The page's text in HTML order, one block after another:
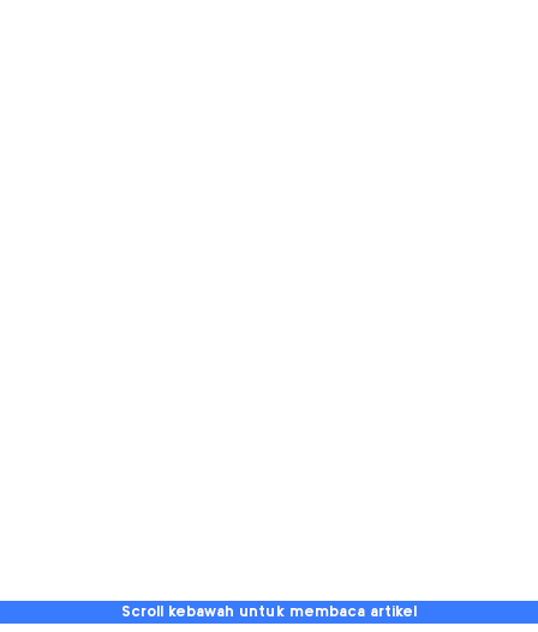
Scroll kebawah untuk membaca artikel